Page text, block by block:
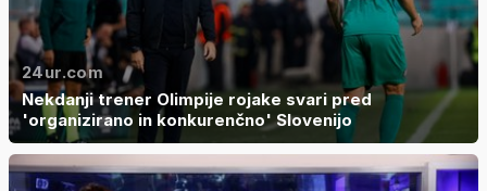
24ur.com
Nekdanji trener Olimpije rojake svari pred
'organizirano in konkurenčno' Slovenijo